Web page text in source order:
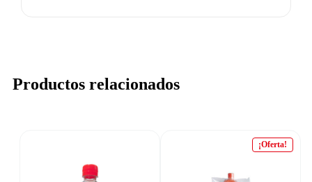
Productos relacionados
¡Oferta!